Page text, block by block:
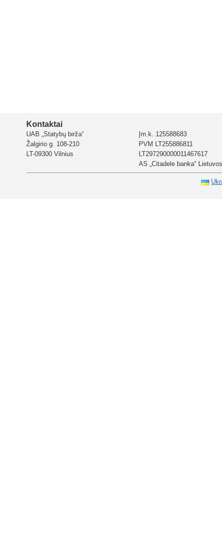
Kontaktai
UAB „Statybų birža“
Žalgirio g. 108-210
LT-09300 Vilnius
Įm.k. 125588683
PVM LT255886811
LT297290000011467617
AS „Citadele banka“